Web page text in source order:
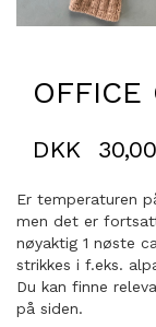
OFFICE
DKK 30,00
Er temperaturen
men det er
nøyaktig 1 nøste
strikkes i f.eks.
Du kan finne
på siden.